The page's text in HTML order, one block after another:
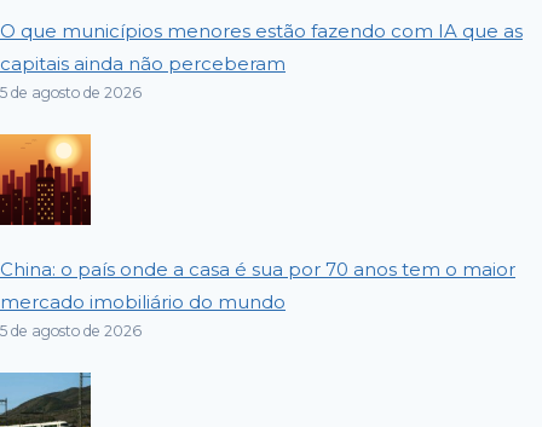
O que municípios menores estão fazendo com IA que as
capitais ainda não perceberam
5 de agosto de 2026
China: o país onde a casa é sua por 70 anos tem o maior
mercado imobiliário do mundo
5 de agosto de 2026